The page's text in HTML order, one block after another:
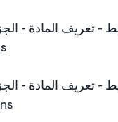
- الجزء 03 - الأشياء و
- الجزء 04 - تمارين